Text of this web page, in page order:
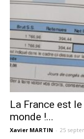
La France est
monde !...
Xavier MARTIN - 25